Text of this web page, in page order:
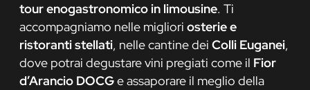
tour enogastronomico in limousine. Ti
accompagniamo nelle migliori osterie e
ristoranti stellati, nelle cantine dei Colli Euganei,
dove potrai degustare vini pregiati come il Fior
d’Arancio DOCGe assaporare il meglio della